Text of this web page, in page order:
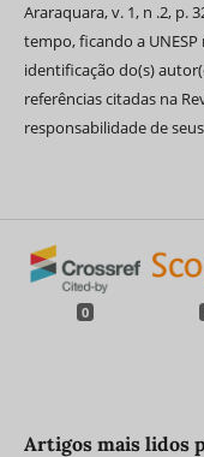
Araraquara, v. 1, n .2, p.
tempo, ficando a
identificação do(s)
referências citadas na
responsabilidade de
0
Artigos mais lidos